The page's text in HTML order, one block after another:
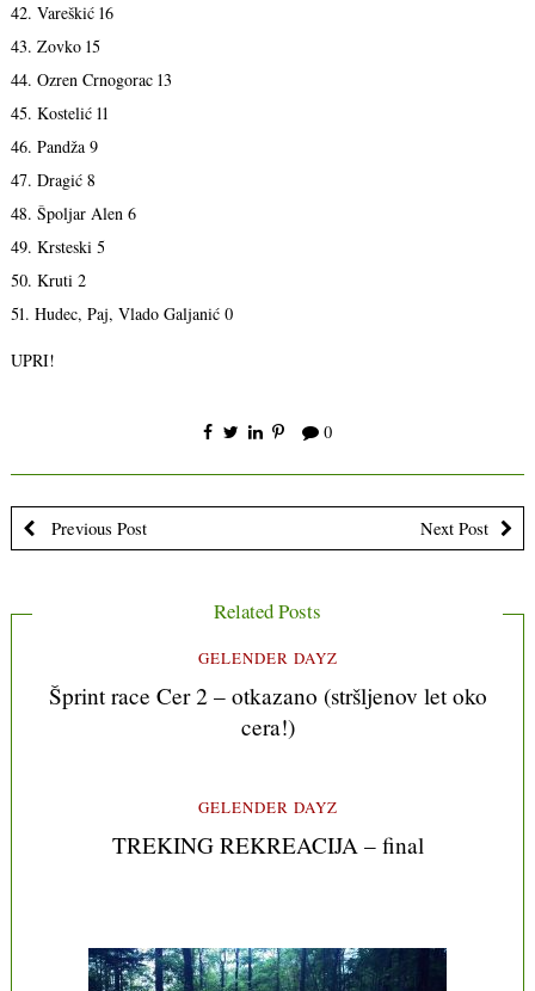
42. Vareškić 16
43. Zovko 15
44. Ozren Crnogorac 13
45. Kostelić 11
46. Pandža 9
47. Dragić 8
48. Špoljar Alen 6
49. Krsteski 5
50. Kruti 2
51. Hudec, Paj, Vlado Galjanić 0
UPRI!
0
Previous Post Next Post
Related Posts
GELENDER DAYZ
Šprint race Cer 2 – otkazano (stršljenov let oko
cera!)
GELENDER DAYZ
TREKING REKREACIJA – final